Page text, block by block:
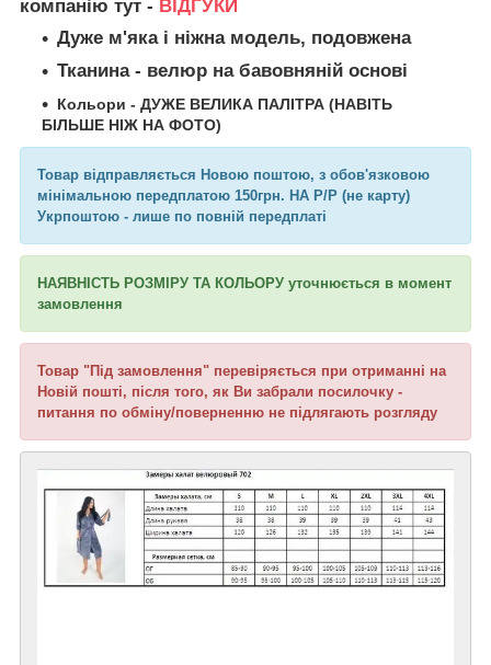
компанію тут - ВІДГУКИ
Дуже м'яка і ніжна модель, подовжена
Тканина- велюр на бавовняній основі
Кольори - ДУЖЕ ВЕЛИКА ПАЛІТРА (НАВІТЬ
БІЛЬШЕ НІЖ НА ФОТО)
Товар відправляється Новою поштою, з обов'язковою
мінімальною передплатою 150грн. НА Р/Р (не карту)
Укрпоштою - лише по повній передплаті
НАЯВНІСТЬ РОЗМІРУ ТА КОЛЬОРУ уточнюється в момент
замовлення
Товар "Під замовлення" перевіряється при отриманні на
Новій пошті, після того, як Ви забрали посилочку -
питання по обміну/поверненню не підлягають розгляду